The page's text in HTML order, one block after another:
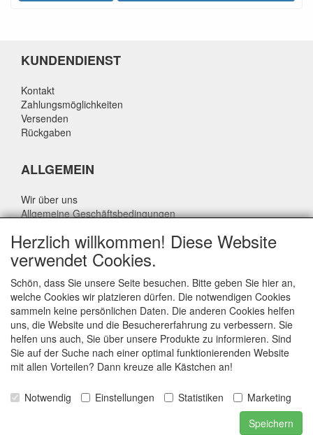
KUNDENDIENST
Kontakt
Zahlungsmöglichkeiten
Versenden
Rückgaben
ALLGEMEIN
Wir über uns
Allgemeine Geschäftsbedingungen
Haftungsausschluss
Über Rik Thijssen
ALLGEMEIN
www.rikthijssenshop.nl
Logistik durch OTOPARTS BV
Herzlich willkommen! Diese Website
verwendet Cookies.
Schön, dass Sie unsere Seite besuchen. Bitte geben Sie hier an,
welche Cookies wir platzieren dürfen. Die notwendigen Cookies
sammeln keine persönlichen Daten. Die anderen Cookies helfen
uns, die Website und die Besuchererfahrung zu verbessern. Sie
helfen uns auch, Sie über unsere Produkte zu informieren. Sind
Sie auf der Suche nach einer optimal funktionierenden Website
mit allen Vorteilen? Dann kreuze alle Kästchen an!
Notwendig Einstellungen Statistiken
Marketing
Speichern